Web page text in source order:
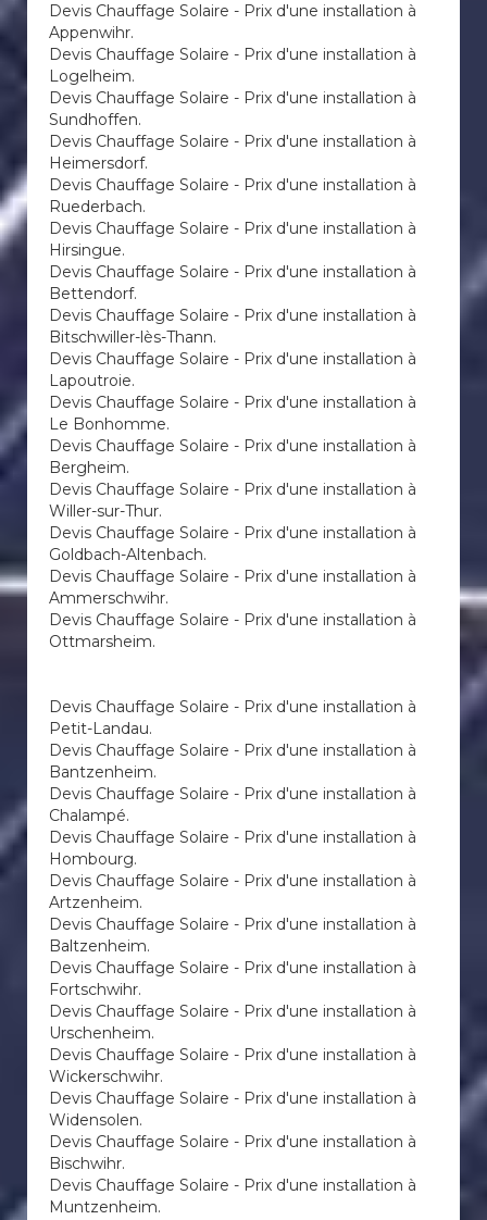
Devis Chauffage Solaire - Prix d'une installation à
Appenwihr.
Devis Chauffage Solaire - Prix d'une installation à
Logelheim.
Devis Chauffage Solaire - Prix d'une installation à
Sundhoffen.
Devis Chauffage Solaire - Prix d'une installation à
Heimersdorf.
Devis Chauffage Solaire - Prix d'une installation à
Ruederbach.
Devis Chauffage Solaire - Prix d'une installation à
Hirsingue.
Devis Chauffage Solaire - Prix d'une installation à
Bettendorf.
Devis Chauffage Solaire - Prix d'une installation à
Bitschwiller-lès-Thann.
Devis Chauffage Solaire - Prix d'une installation à
Lapoutroie.
Devis Chauffage Solaire - Prix d'une installation à
Le Bonhomme.
Devis Chauffage Solaire - Prix d'une installation à
Bergheim.
Devis Chauffage Solaire - Prix d'une installation à
Willer-sur-Thur.
Devis Chauffage Solaire - Prix d'une installation à
Goldbach-Altenbach.
Devis Chauffage Solaire - Prix d'une installation à
Ammerschwihr.
Devis Chauffage Solaire - Prix d'une installation à
Ottmarsheim.
Devis Chauffage Solaire - Prix d'une installation à
Petit-Landau.
Devis Chauffage Solaire - Prix d'une installation à
Bantzenheim.
Devis Chauffage Solaire - Prix d'une installation à
Chalampé.
Devis Chauffage Solaire - Prix d'une installation à
Hombourg.
Devis Chauffage Solaire - Prix d'une installation à
Artzenheim.
Devis Chauffage Solaire - Prix d'une installation à
Baltzenheim.
Devis Chauffage Solaire - Prix d'une installation à
Fortschwihr.
Devis Chauffage Solaire - Prix d'une installation à
Urschenheim.
Devis Chauffage Solaire - Prix d'une installation à
Wickerschwihr.
Devis Chauffage Solaire - Prix d'une installation à
Widensolen.
Devis Chauffage Solaire - Prix d'une installation à
Bischwihr.
Devis Chauffage Solaire - Prix d'une installation à
Muntzenheim.